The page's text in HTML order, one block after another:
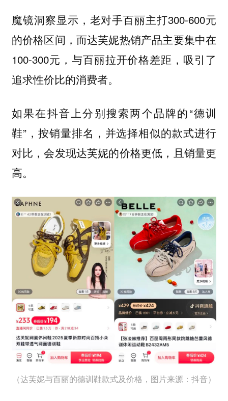
魔镜洞察显示，老对手百丽主打300-600元
的价格区间，而达芙妮热销产品主要集中在
100-300元，与百丽拉开价格差距，吸引了
追求性价比的消费者。
如果在抖音上分别搜索两个品牌的“德训
鞋”，按销量排名，并选择相似的款式进行
对比，会发现达芙妮的价格更低，且销量更
高。
（达芙妮与百丽的德训鞋款式及价格，图片来源：抖音）